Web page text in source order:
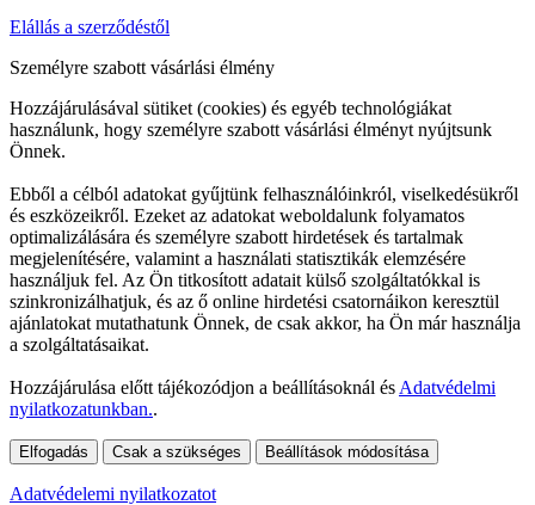
Elállás a szerződéstől
Személyre szabott vásárlási élmény
Hozzájárulásával sütiket (cookies) és egyéb technológiákat
használunk, hogy személyre szabott vásárlási élményt nyújtsunk
Önnek.
Ebből a célból adatokat gyűjtünk felhasználóinkról, viselkedésükről
és eszközeikről. Ezeket az adatokat weboldalunk folyamatos
optimalizálására és személyre szabott hirdetések és tartalmak
megjelenítésére, valamint a használati statisztikák elemzésére
használjuk fel. Az Ön titkosított adatait külső szolgáltatókkal is
szinkronizálhatjuk, és az ő online hirdetési csatornáikon keresztül
ajánlatokat mutathatunk Önnek, de csak akkor, ha Ön már használja
a szolgáltatásaikat.
Hozzájárulása előtt tájékozódjon a beállításoknál és Adatvédelmi
nyilatkozatunkban..
Elfogadás Csak a szükséges Beállítások módosítása
Adatvédelemi nyilatkozatot